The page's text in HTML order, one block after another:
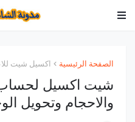
الصفحة الرئيسية اكسيل شيت
شيت اكسيل
والاحجام وتحويل